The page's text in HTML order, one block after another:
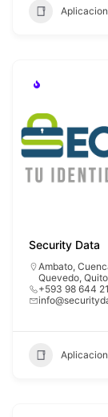
Security Data
Ambato,
Quevedo, Quito
+593 98 644